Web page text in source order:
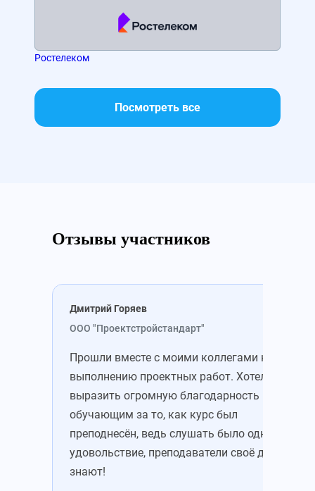
Ростелеком
Посмотреть все
Отзывы участников
Дмитрий Горяев
ООО "Проектстройстандарт"
Прошли вместе с моими коллегами курс по
выполнению проектных работ. Хотелось бы
выразить огромную благодарность
обучающим за то, как курс был
преподнесён, ведь слушать было одно
удовольствие, преподаватели своё дело
знают!